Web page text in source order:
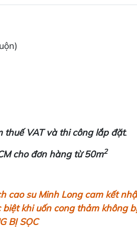
thuế VAT và thi công lắp đặt.
cho đơn hàng từ 50m2
cao su Minh Long cam kết
biệt khi uốn cong thảm không
BỊ SỌC